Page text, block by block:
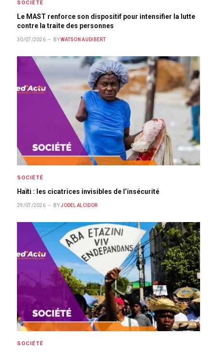
SOCIÉTÉ
Le MAST renforce son dispositif pour intensifier la lutte
contre la traite des personnes
30/07/2026 BY WATSON AUDIBERT
SOCIÉTÉ
Haïti : les cicatrices invisibles de l’insécurité
29/07/2026 BY JODEL ALCIDOR
SOCIÉTÉ